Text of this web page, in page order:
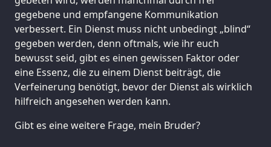
gegebene und empfangene Kommunikation
verbessert. Ein Dienst muss nicht unbedingt „blind“
gegeben werden, denn oftmals, wie ihr euch
bewusst seid, gibt es einen gewissen Faktor oder
eine Essenz, die zu einem Dienst beiträgt, die
Verfeinerung benötigt, bevor der Dienst als wirklich
hilfreich angesehen werden kann.
Gibt es eine weitere Frage, mein Bruder?